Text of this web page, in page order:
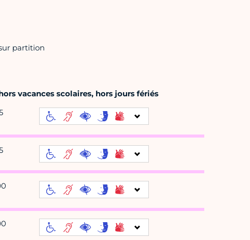
partition
vacances scolaires, hors jours fériés